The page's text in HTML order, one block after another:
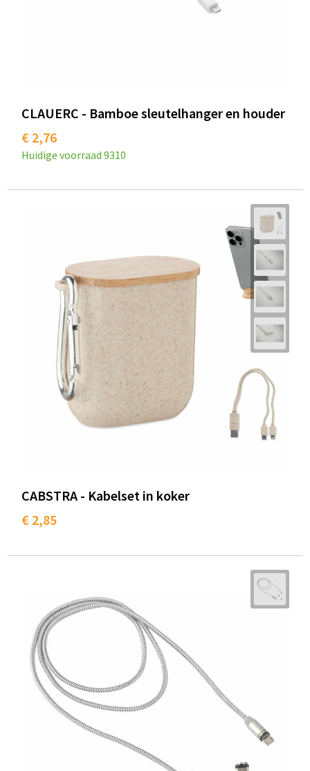
CLAUERC - Bamboe sleutelhanger en houder
€ 2,76
Huidige voorraad 9310
CABSTRA - Kabelset in koker
€ 2,85